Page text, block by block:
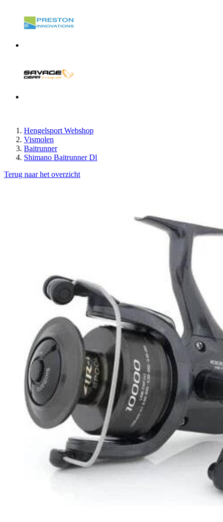
Hengelsport Webshop
Vismolen
Baitrunner
Shimano Baitrunner Dl
Terug naar het overzicht